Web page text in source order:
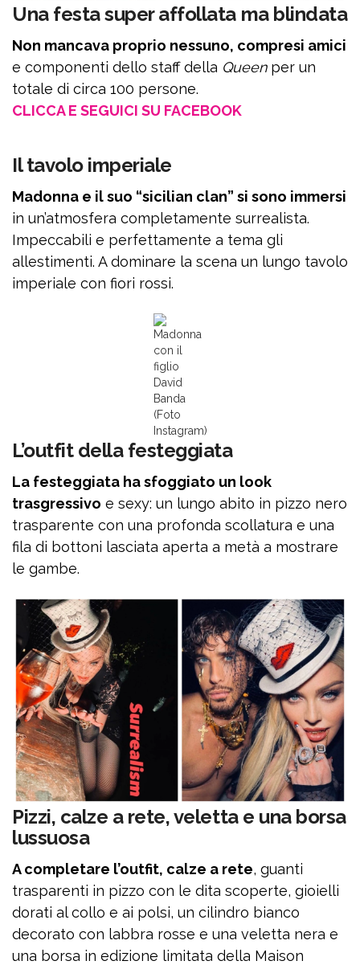
Una festa super affollata ma blindata
Non mancava proprio nessuno, compresi amici
e componenti dello staff della Queen per un
totale di circa 100 persone.
CLICCA E SEGUICI SU FACEBOOK
Il tavolo imperiale
Madonna e il suo “sicilian clan” si sono immersi
in un’atmosfera completamente surrealista.
Impeccabili e perfettamente a tema gli
allestimenti. A dominare la scena un lungo tavolo
imperiale con fiori rossi.
Madonna
con il
figlio
David
Banda
(Foto
Instagram)
L’outfit della festeggiata
La festeggiata ha sfoggiato un look
trasgressivo e sexy: un lungo abito in pizzo nero
trasparente con una profonda scollatura e una
fila di bottoni lasciata aperta a metà a mostrare
le gambe.
Pizzi, calze a rete, veletta e una borsa
lussuosa
A completare l’outfit, calze a rete, guanti
trasparenti in pizzo con le dita scoperte, gioielli
dorati al collo e ai polsi, un cilindro bianco
decorato con labbra rosse e una veletta nera e
una borsa in edizione limitata della Maison